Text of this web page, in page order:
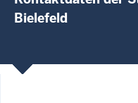
Bielefeld